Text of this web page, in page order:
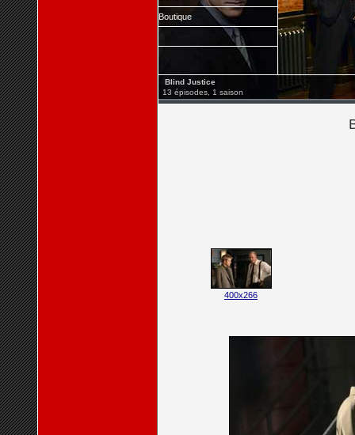
Boutique
Blind Justice
13 épisodes, 1 saison
400x266